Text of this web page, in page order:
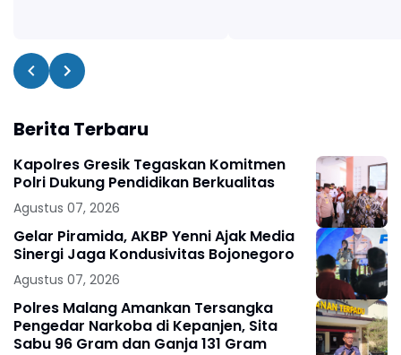
Berita Terbaru
Kapolres Gresik Tegaskan Komitmen
Polri Dukung Pendidikan Berkualitas
Agustus 07, 2026
Gelar Piramida, AKBP Yenni Ajak Media
Sinergi Jaga Kondusivitas Bojonegoro
Agustus 07, 2026
Polres Malang Amankan Tersangka
Pengedar Narkoba di Kepanjen, Sita
Sabu 96 Gram dan Ganja 131 Gram